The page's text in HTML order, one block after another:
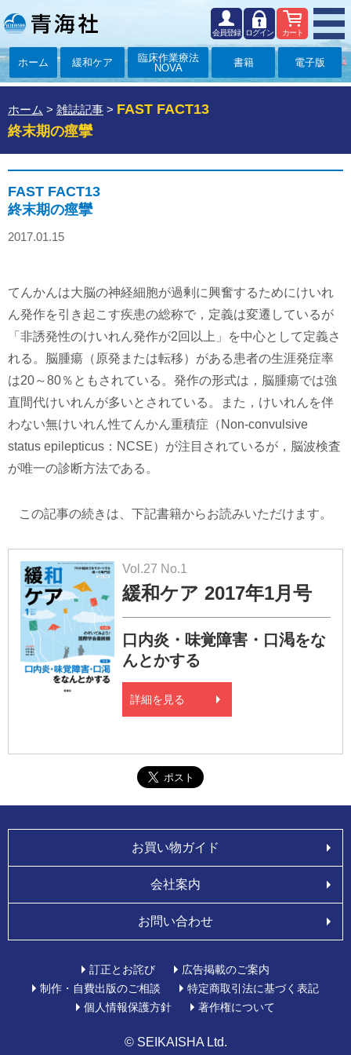
カート
ログイン
会員登録
ホーム 緩和ケア
臨床作業療法
NOVA
書籍 電子版
ホーム > 雑誌記事 > FAST FACT13
終末期の痙攣
FAST FACT13
終末期の痙攣
2017.01.15
てんかんは大脳の神経細胞が過剰に興奮するためにけいれ
ん発作を引き起こす疾患の総称で，定義は変遷しているが
「非誘発性のけいれん発作が2回以上」を中心として定義さ
れる。脳腫瘍（原発または転移）がある患者の生涯発症率
は20～80％ともされている。発作の形式は，脳腫瘍では強
直間代けいれんが多いとされている。また，けいれんを伴
わない無けいれん性てんかん重積症（Non-convulsive
status epilepticus：NCSE）が注目されているが，脳波検査
が唯一の診断方法である。
この記事の続きは、下記書籍からお読みいただけます。
Vol.27 No.1
緩和ケア 2017年1月号
口内炎・味覚障害・口渇をな
んとかする
詳細を見る
お買い物ガイド
会社案内
お問い合わせ
訂正とお詫び
広告掲載のご案内
制作・自費出版のご相談
特定商取引法に基づく表記
個人情報保護方針
著作権について
© SEIKAISHA Ltd.